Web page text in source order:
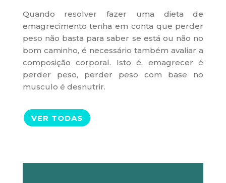
Quando resolver fazer uma dieta de
emagrecimento tenha em conta que perder
peso não basta para saber se está ou não no
bom caminho, é necessário também avaliar a
composição corporal. Isto é, emagrecer é
perder peso, perder peso com base no
musculo é desnutrir.
VER TODAS